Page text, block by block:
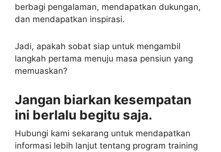
berbagi pengalaman, mendapatkan dukungan,
dan mendapatkan inspirasi.
Jadi, apakah sobat siap untuk mengambil
langkah pertama menuju masa pensiun yang
memuaskan?
Jangan biarkan kesempatan
ini berlalu begitu saja.
Hubungi kami sekarang untuk mendapatkan
informasi lebih lanjut tentang program training